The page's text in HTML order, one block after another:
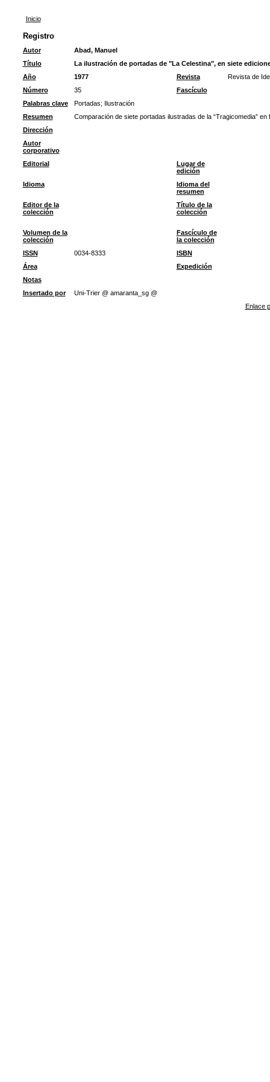
Inicio
Registro
Autor
Abad, Manuel
Título
La ilustración de portadas de "La Celestina", en siete
Año
1977 Revista
Revista de
Número
35
Fascículo
Palabras clave
Portadas; Ilustración
Resumen
Comparación de siete portadas ilustradas de la “Tragicomedia”
Dirección
Autor
corporativo
Editorial
Lugar de
edición
Idioma
Idioma del
resumen
Editor de la
colección
Título de la
colección
Volumen de la
colección
Fascículo de
la colección
ISSN
0034-8333
ISBN
Área
Expedición
Notas
Insertado por
Uni-Trier @ amaranta_sg @
Enlace